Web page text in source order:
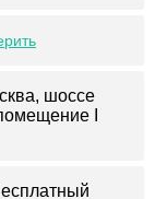
шоссе
I